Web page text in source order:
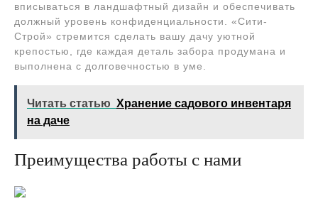
вписываться в ландшафтный дизайн и обеспечивать
должный уровень конфиденциальности. «Сити-
Строй» стремится сделать вашу дачу уютной
крепостью, где каждая деталь забора продумана и
выполнена с долговечностью в уме.
Читать статью Хранение садового инвентаря
на даче
Преимущества работы с нами